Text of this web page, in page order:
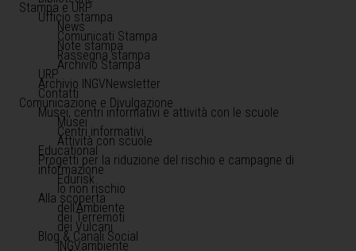
Stampa e URP
Ufficio stampa
News
Comunicati Stampa
Note stampa
Rassegna stampa
Archivio Stampa
URP
Archivio INGVNewsletter
Contatti
Comunicazione e Divulgazione
Musei, centri informativi e attività con le scuole
Musei
Centri informativi
Attività con scuole
Educational
Progetti per la riduzione del rischio e campagne di
informazione
Edurisk
Io non rischio
Alla scoperta
dell'Ambiente
dei Terremoti
dei Vulcani
Blog & Canali Social
INGVambiente